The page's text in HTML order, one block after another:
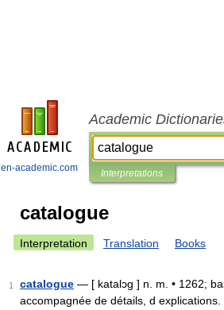
en-academic.com
Academic
Interpretations
catalogue
Interpretation Translation Books
1 catalogue — [ katalɔg ] n. m. • 1262;
accompagnée de détails, d